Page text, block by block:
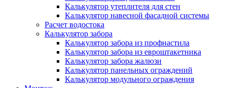
Калькулятор утеплителя для стен
Калькулятор навесной фасадной системы
Расчет водостока
Калькулятор забора
Калькулятор забора из профнастила
Калькулятор забора из евроштакетника
Калькулятор забора жалюзи
Калькулятор панельных ограждений
Калькулятор модульного ограждения